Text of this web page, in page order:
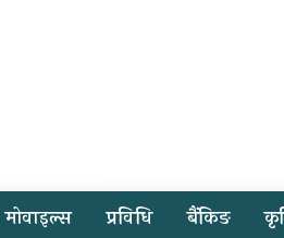
प्रविधि बैंकिङ